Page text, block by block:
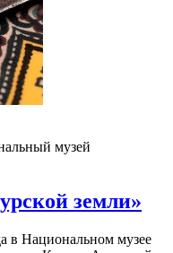
музей
земли»
в Национальном музее